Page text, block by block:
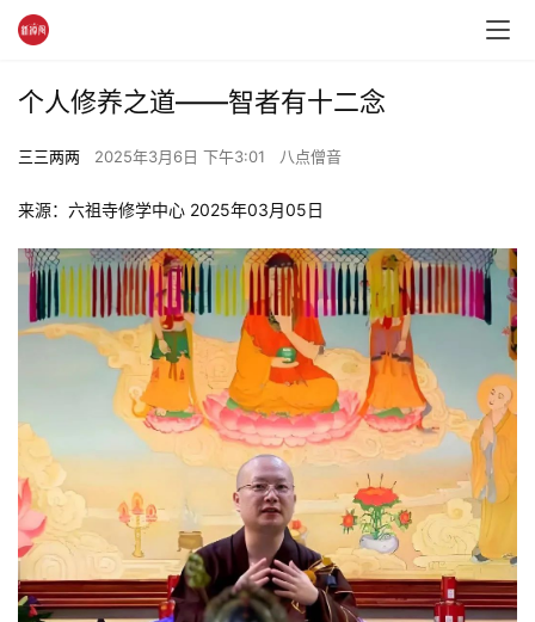
个人修养之道——智者有十二念
三三两两 2025年3月6日 下午3:01 八点僧音
来源：六祖寺修学中心 2025年03月05日